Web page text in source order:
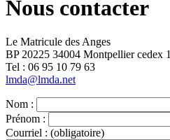
Nous contacter
Le Matricule des Anges
BP 20225 34004 Montpellier cedex 1
Tel : ‭06 95 10 79 63
lmda@lmda.net
Nom :
Prénom :
Courriel : (obligatoire)